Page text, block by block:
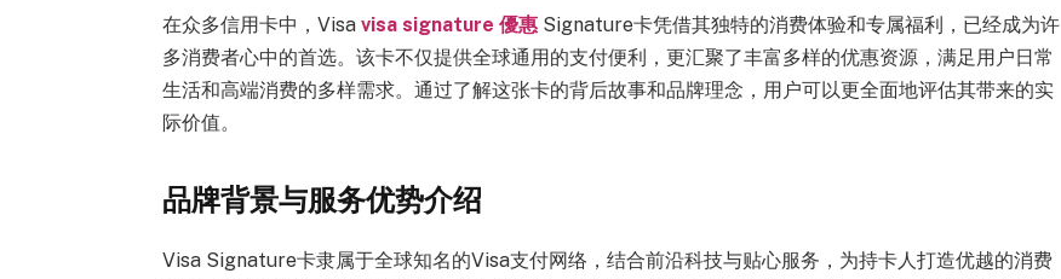
在众多信用卡中，Visavisa signature 優惠 Signature卡凭借其独特的消费体验和专属福利，已经成为许
多消费者心中的首选。该卡不仅提供全球通用的支付便利，更汇聚了丰富多样的优惠资源，满足用户日常
生活和高端消费的多样需求。通过了解这张卡的背后故事和品牌理念，用户可以更全面地评估其带来的实
际价值。
品牌背景与服务优势介绍
Visa Signature卡隶属于全球知名的Visa支付网络，结合前沿科技与贴心服务，为持卡人打造优越的消费